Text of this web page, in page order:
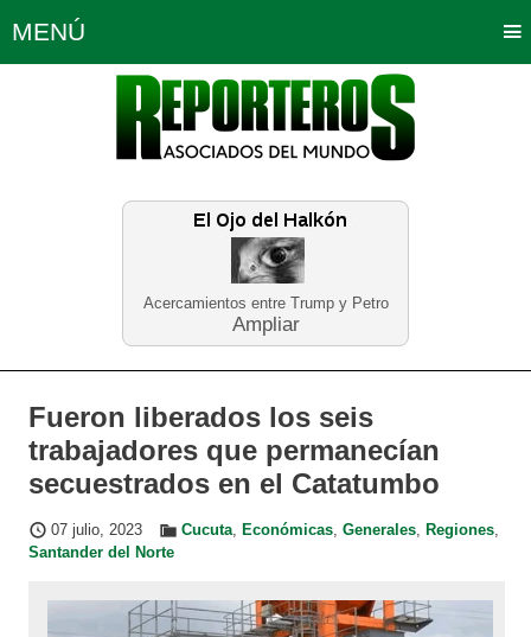
Acercamientos entre Trump y Petro
Ampliar
MENÚ
Política Opinión Bogotá
Planeta Tierra Deportes
Educación Neira
Fueron liberados los seis
trabajadores que permanecían
secuestrados en el Catatumbo
07 julio, 2023 Cucuta, Económicas, Generales, Regiones,
Santander del Norte